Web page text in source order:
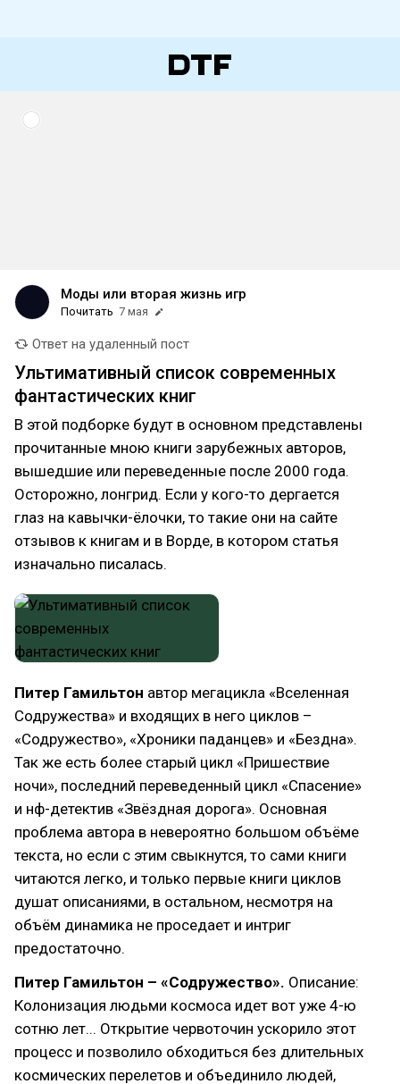
Моды или вторая жизнь игр
Почитать 7 мая
Ответ на удаленный пост
Ультимативный список современных
фантастических книг
В этой подборке будут в основном представлены
прочитанные мною книги зарубежных авторов,
вышедшие или переведенные после 2000 года.
Осторожно, лонгрид. Если у кого-то дергается
глаз на кавычки-ёлочки, то такие они на сайте
отзывов к книгам и в Ворде, в котором статья
изначально писалась.
Питер Гамильтон автор мегацикла «Вселенная
Содружества» и входящих в него циклов –
«Содружество», «Хроники паданцев» и «Бездна».
Так же есть более старый цикл «Пришествие
ночи», последний переведенный цикл «Спасение»
и нф-детектив «Звёздная дорога». Основная
проблема автора в невероятно большом объёме
текста, но если с этим свыкнутся, то сами книги
читаются легко, и только первые книги циклов
душат описаниями, в остальном, несмотря на
объём динамика не проседает и интриг
предостаточно.
Питер Гамильтон – «Содружество». Описание:
Колонизация людьми космоса идет вот уже 4-ю
сотню лет... Открытие червоточин ускорило этот
процесс и позволило обходиться без длительных
космических перелетов и объединило людей,